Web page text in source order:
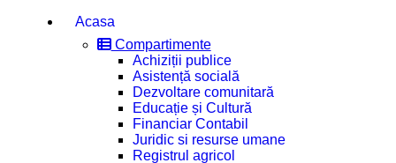
Acasa
Compartimente
Achiziții publice
Asistență socială
Dezvoltare comunitară
Educație și Cultură
Financiar Contabil
Juridic si resurse umane
Registrul agricol